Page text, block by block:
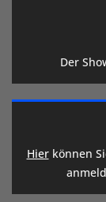
Der
Hierkönnen